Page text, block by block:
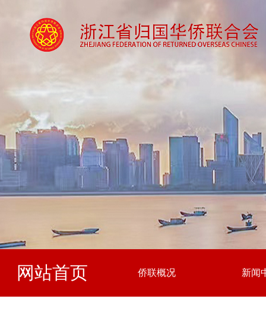
网站首页 侨联概况 新闻